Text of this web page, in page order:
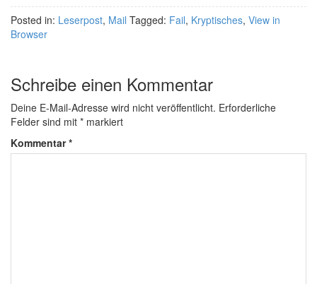
Posted in: Leserpost, Mail Tagged: Fail, Kryptisches, View in
Browser
Schreibe einen Kommentar
Deine E-Mail-Adresse wird nicht veröffentlicht. Erforderliche
Felder sind mit * markiert
Kommentar*